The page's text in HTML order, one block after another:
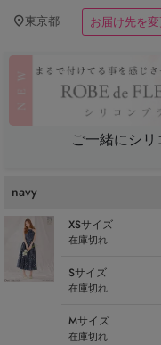
東京都 お届け先を
ご一緒にシ
navy
XSサイズ
在庫切れ
Sサイズ
在庫切れ
Mサイズ
在庫切れ